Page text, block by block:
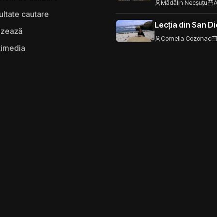
cautare
Mădălin Necșuțu
Lecția din San
Cornelia Cozonac